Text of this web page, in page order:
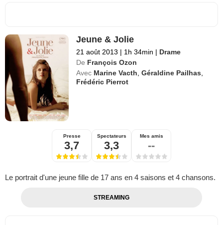
Jeune & Jolie
21 août 2013 | 1h 34min | Drame
De François Ozon
Avec Marine Vacth ,Géraldine Pailhas
Frédéric Pierrot
Presse
3,7
Spectateurs
3,3
Mes amis
--
Le portrait d'une jeune fille de 17 ans en 4 saisons et 4 chansons.
STREAMING